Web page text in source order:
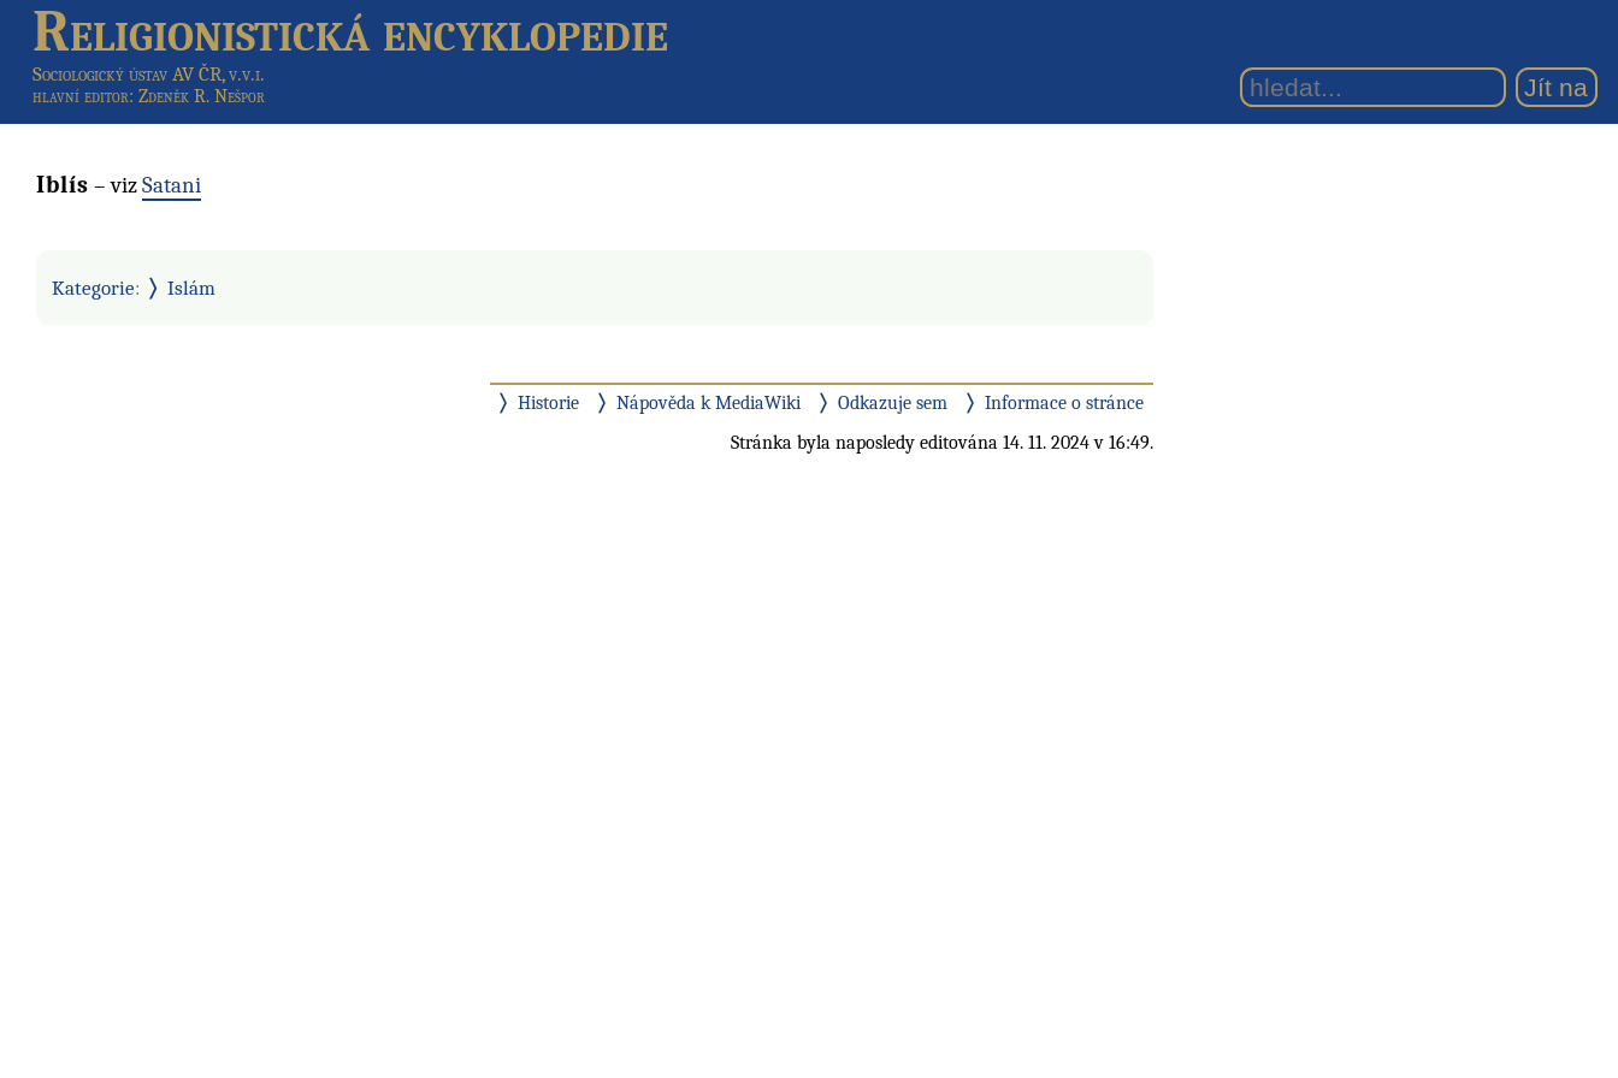
Religionistická encyklopedie
Sociologický ústav AV ČR, v.v.i.
hlavní editor: Zdeněk R. Nešpor
Iblís – vizSatani
Kategorie: Islám
Historie Nápověda k MediaWiki Odkazuje sem
Informace o stránce
Stránka byla naposledy editována 14. 11. 2024 v 16:49.